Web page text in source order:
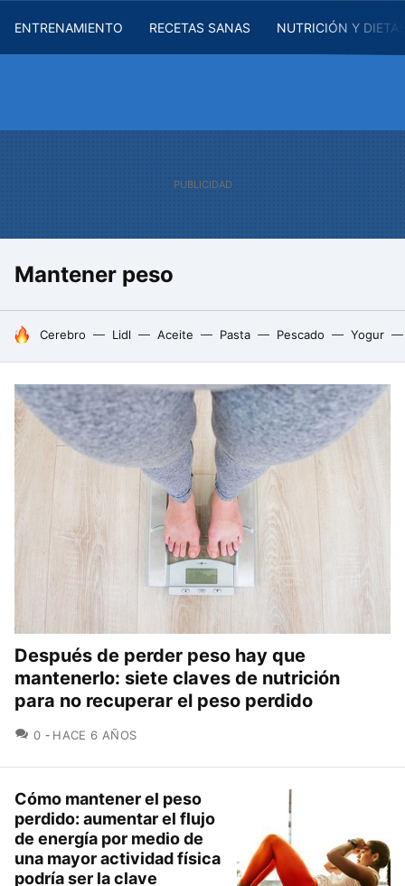
ENTRENAMIENTO RECETAS SANAS NUTRICIÓN Y
Mantener peso
HOY SE HABLA DE
Cerebro Lidl Aceite Pasta Pescado Yogur
Después de perder peso hay que
mantenerlo: siete claves de nutrición
para no recuperar el peso perdido
0 COMENTARIOS
HACE 6 AÑOS
Cómo mantener el peso
perdido: aumentar el flujo
de energía por medio de
una mayor actividad física
podría ser la clave